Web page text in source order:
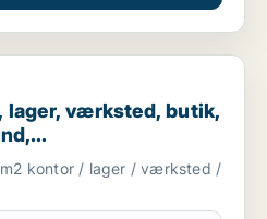
værksted, butik, klinik,
lager, værksted, butik,
hotel,
garage til salg i
kontor / lager / værksted /